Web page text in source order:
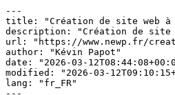
---
title: "Création de site web à Vienne"
description: "Création de site web à Vienne par NEWP. Sites vitrine, e-commerce, WordPress. SEO et GEO intégrés. Devis gratuit sous 48h."
url: "https://www.newp.fr/creation-site-web/vienne/"
author: "Kévin Papot"
date: "2026-03-12T08:44:08+00:00"
modified: "2026-03-12T09:10:15+00:00"
lang: "fr_FR"
---

# Création de site web à Vienne

\[{"@context":"https://schema.org","@type":"FAQPage","mainEntity":\[{"@type":"Question","name":"Combien co\\u00fbte la cr\\u00e9ation d'un site web \\u00e0 Vienne ?","acceptedAnswer":{"@type":"Answer","text":"Les tarifs varient selon la complexit\\u00e9. Un site vitrine d\\u00e9marre \\u00e0 partir de 2 000 \\u20ac, un e-commerce \\u00e0 partir de 4 000 \\u20ac. NEWP fournit un devis gratuit et d\\u00e9taill\\u00e9 sous 48h, adapt\\u00e9 \\u00e0 votre projet et votre budget."}},{"@type":"Question","name":"Peut-on vous rencontrer \\u00e0 Vienne ?","acceptedAnswer":{"@type":"Answer","text":"NEWP fonctionne en mode hybride : r\\u00e9unions en visioconf\\u00e9rence ou en pr\\u00e9sentiel selon vos pr\\u00e9f\\u00e9rences. Notre priorit\\u00e9 est la r\\u00e9activit\\u00e9 et la qualit\\u00e9 du suivi, quel que soit le format."}},{"@type":"Question","name":"Cr\\u00e9ez-vous des sites e-commerce \\u00e0 Vienne ?","acceptedAnswer":{"@type":"Answer","text":"Oui, nous d\\u00e9veloppons des boutiques en ligne sur WooCommerce : catalogue produits, paiement s\\u00e9curis\\u00e9, gestion des stocks et des commandes, int\\u00e9gration transporteurs et optimisation du tunnel de conversion."}},{"@type":"Question","name":"Proposez-vous la maintenance du site apr\\u00e8s sa cr\\u00e9ation ?","acceptedAnswer":{"@type":"Answer","text":"Oui, nous proposons des forfaits de maintenance incluant mises \\u00e0 jour WordPress et plugins, sauvegardes automatiques, monitoring de s\\u00e9curit\\u00e9 et support technique r\\u00e9actif."}},{"@type":"Question","name":"Quel est le d\\u00e9lai de cr\\u00e9ation d'un site web ?","acceptedAnswer":{"@type":"Answer","text":"Comptez 4 \\u00e0 8 semaines pour un site vitrine, 8 \\u00e0 12 semaines pour un e-commerce ou un site sur-mesure. Le d\\u00e9lai d\\u00e9pend de la complexit\\u00e9 et de la r\\u00e9activit\\u00e9 dans les validations."}}\]}, {"@context":"https://schema.org","@type":"ProfessionalService","name":"NEWP — Création de site web à Vienne","description":"Création de site web à Vienne. Sites vitrine, e-commerce, WordPress. SEO et GEO intégrés.","url":"https://www.newp.fr/creation-site-web/vienne/","telephone":"+33975363217","address":{"@type":"PostalAddress","addressLocality":"Vienne","addressRegion":"Auvergne-Rhône-Alpes","addressCountry":"FR"},"areaServed":{"@type":"City","name":"Vienne"},"priceRange":"€€"}, {"@context":"https://schema.org","@type":"BreadcrumbList","itemListElement":\[{"@type":"ListItem","position":1,"name":"Accueil","item":"https://www.newp.fr/"},{"@type":"ListItem","position":2,"name":"Création de site web","item":"https://www.newp.fr/creation-site-web/"},{"@type":"ListItem","position":3,"name":"Création de site web à Vienne","item":"https://www.newp.fr/creation-site-web/vienne/"}\]}\] [Accueil](/) › [Création de site web](/creation-site-web/) › Vienne

 

 🏛️ Création de site web# Création de site web à Vienne

Votre site web à Vienne mérite une agence experte. NEWP : création de sites, SEO natif, optimisation IA. Plus de 12 ans d'expérience.

 [Demander un devis gratuit →](/contact/) [📞 09 75 36 32 17](tel:+33975363217) 

 

 Notre expertise## Création de site web à Vienne

Créer un site web à Vienne ne se résume pas à assembler des pages. C'est construire un véritable outil commercial qui travaille pour votre entreprise 24h/24. NEWP met son expertise au service des professionnels de Auvergne-Rhône-Alpes avec des sites pensés pour la performance.

Depuis plus de 12 ans, NEWP accompagne les entreprises de toute la France dans la création de leurs sites web. À Vienne, nous déployons la même rigueur et la même exigence que pour nos clients parisiens ou lyonnais : un site professionnel, rapide et optimisé.

Notre expertise en [référencement SEO](/referencement-seo/vienne/) est intégrée dès la conception de votre site. Cela signifie que votre site est pensé pour Google dès le premier jour : structure sémantique, temps de chargement optimisé, balisage Schema.org et contenu stratégique.

## Les types de sites web que nous créons à Vienne

NEWP couvre l'ensemble des besoins en création de sites web pour les entreprises de Vienne :

\- **[Site vitrine](/site-vitrine/vienne/)** — Présentez votre activité, vos services et vos coordonnées avec un site professionnel qui inspire confiance. Idéal pour les artisans, professions libérales et TPE de Vienne.
\- **[Site e-commerce](/e-commerce/vienne/)** — Vendez vos produits en ligne avec une boutique WooCommerce performante, sécurisée et optimisée pour la conversion.
\- **Site sur-mesure** — Applications web, portails métier, intranets : nous développons des solutions personnalisées pour les besoins spécifiques de votre entreprise.
\- **[Refonte de site](/refonte-site-web/vienne/)** — Votre site actuel est obsolète ou peu performant ? Nous le repensons entièrement pour le remettre au niveau des standards actuels.
 
 

200+Sites créés

+12 ansD'expérience

96%De clients satisfaits

90+Score PageSpeed

 

 

## Pourquoi les entreprises de Vienne choisissent NEWP ?

Depuis 2012, plus de 200 entreprises nous ont fait confiance pour créer ou refondre leur site web. Voici pourquoi :

\- **Approche orientée résultats** — Nous ne créons pas des sites "jolis". Nous créons des sites qui génèrent des contacts, des ventes et de la croissance.
\- **Maîtrise technique complète** — [WordPress](/wordpress/vienne/), WooCommerce, HTML5, CSS3, JavaScript, PHP : notre équipe maîtrise les technologies web modernes.
\- **Design sur-mesure** — Pas de template générique. Chaque site est conçu à partir d'une maquette unique qui reflète votre identité et parle à vos clients.
\- **Transparence et réactivité** — Points de suivi réguliers, livrables validés étape par étape, réponse sous 24h. Votre projet avance sereinement.
 
## Notre processus de création de site web

Chaque projet web chez NEWP suit un processus structuré en 5 étapes :

\- **Briefing & stratégie** — Nous analysons votre marché à Vienne, vos concurrents, votre cible et vos objectifs pour définir le cahier des charges idéal.
\- **Maquettes & design** — Création de maquettes UI/UX sur-mesure, validées avec vous avant tout développement. Design responsive et accessible.
\- **Développement & intégration** — Développement WordPress sur-mesure avec intégration de contenu optimisé, balisage SEO et tests qualité.
\- **Recette & optimisation** — Tests cross-navigateurs, optimisation des performances, vérification du référencement, corrections et ajustements finaux.
\- **Mise en ligne & suivi** — Déploiement sécurisé, formation à l'utilisation et suivi post-lancement pour s'assurer que tout fonctionne parfaitement.
 
 

\> La première impression en ligne se fait en 3 secondes. Votre site doit convaincre avant même que le visiteur ne lise un mot. — L'équipe NEWP

## La création de site web à Vienne : un marché en pleine expansion

Le tissu économique de Vienne, porté par les secteurs patrimoine, industrie, tourisme, Jazz à Vienne, est en pleine transformation digitale. De plus en plus d'entreprises Viennoises comprennent que leur site web est la pierre angulaire de leur stratégie commerciale.

Dans ce contexte, la qualité du site web fait la différence entre une entreprise visible et une entreprise invisible. Un site rapide, bien référencé et optimisé pour la conversion attire naturellement les clients — tandis qu'un site obsolète ou mal conçu fait fuir les prospects vers vos concurrents.

NEWP accompagne les entreprises de Vienne et de la région Auvergne-Rhône-Alpes dans cette transformation avec des sites web pensés pour générer du business, pas juste pour "être en ligne".

## Création de site web par secteur d'activité à Vienne

Chaque secteur d'activité à Vienne a des attentes et des contraintes différentes en matière de site web. NEWP adapte systématiquement sa méthodologie et ses livrables aux spécificités de votre métier pour un résultat véritablement sur-mesure.

### Santé et bien-être

Les professionnels de santé et du bien-être à Vienne — kinésithérapeutes, ostéopathes, pharmacies, centres de soins — ont besoin de sites web qui allient sérieux médical et accessibilité. NEWP crée des sites conformes aux exigences déontologiques, avec prise de rendez-vous Doctolib intégrée et optimisation pour le [référencement local](/referencement-local/vienne/).

### Immobilier

Agences immobilières et promoteurs de Auvergne-Rhône-Alpes : nous développons des sites avec recherche avancée de biens, fiches détaillées avec galeries photos HD, estimation en ligne et formulaires de contact qualifiants. Chaque site est conçu pour convertir les visiteurs en mandats et en visites.

### Formation et éducation

Organismes de formation, écoles et centres éducatifs à Vienne : sites avec catalogues de formations, inscription en ligne, espace apprenant et intégration LMS. Nos sites sont optimisés pour les recherches liées à la formation professionnelle dans votre domaine.

### Commerce et retail

Les commerçants de Vienne qui souhaitent développer leur activité en ligne bénéficient de notre expertise en [e-commerce WooCommerce](/e-commerce/vienne/). Click & collect, livraison locale, programme fidélité digital : nous intégrons les fonctionnalités qui font la différence dans votre marché.

## Votre site web optimisé pour l'IA dès sa création

En 2025, les moteurs de réponse IA influencent de plus en plus les décisions d'achat. À Vienne, les consommateurs utilisent ChatGPT, Perplexity et Google AI Overviews pour trouver des prestataires. Votre site doit être conçu pour être compris et recommandé par ces outils.

NEWP est pionnière en France dans